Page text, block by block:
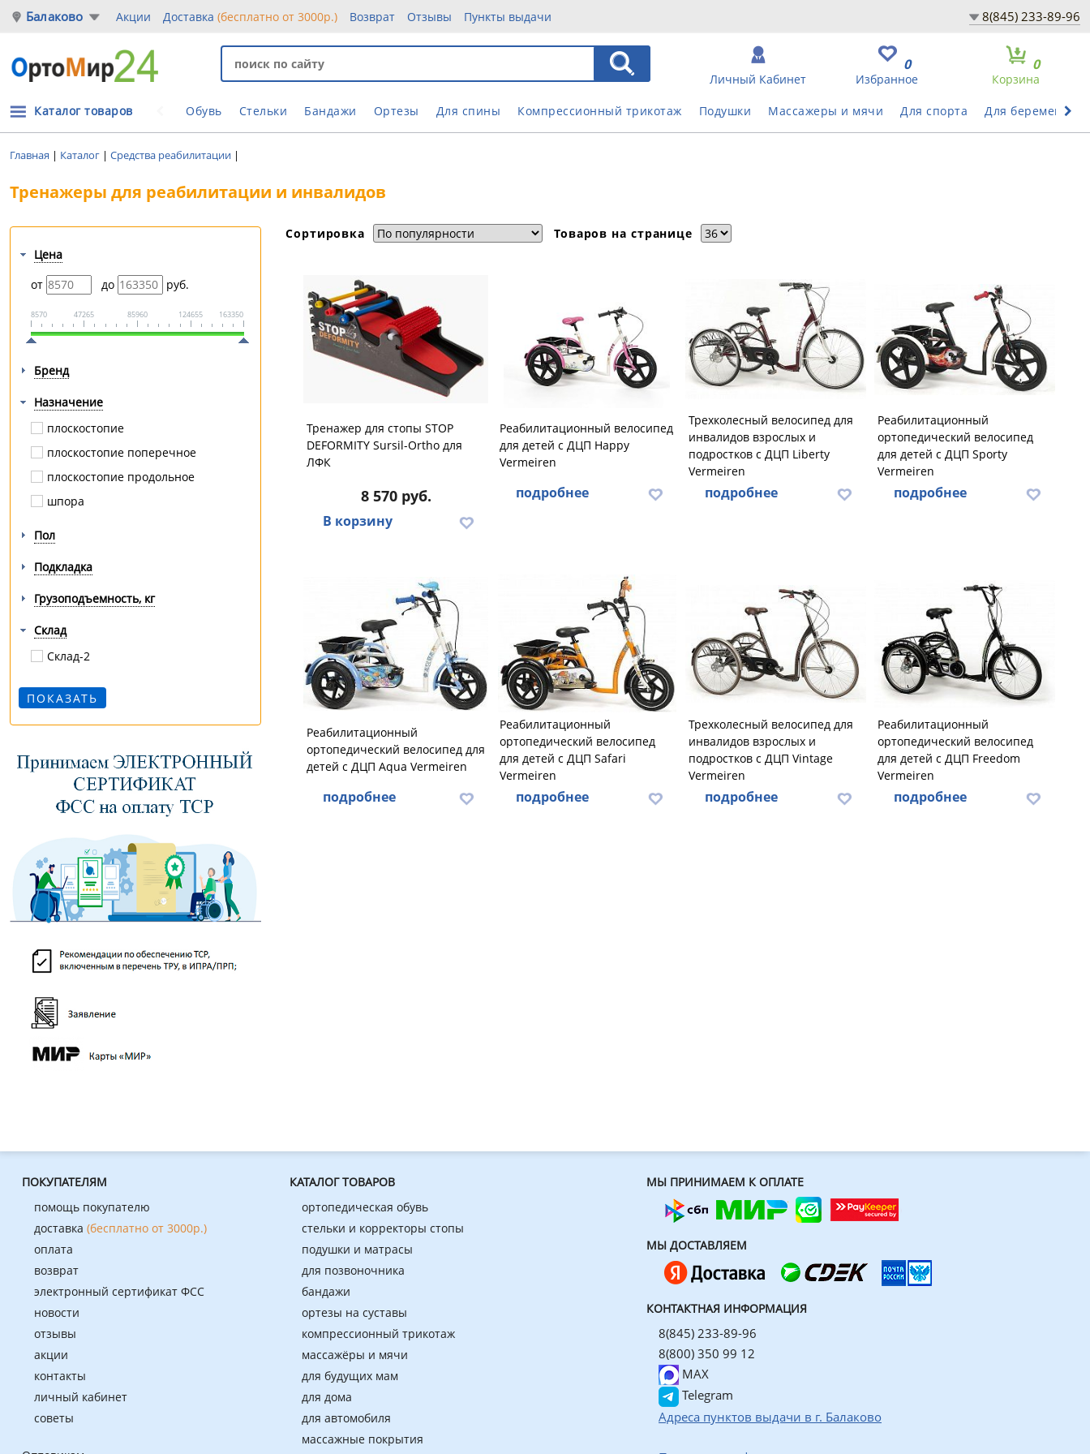
Балаково Акции Доставка (бесплатно от 3000р.) Возврат Отзывы Пункты выдачи 8(845) 233-89-96
Корзина
0
Избранное
0
Личный Кабинет
Обувь Стельки Бандажи Ортезы Для спины Компрессионный трикотаж Подушки Массажеры и мячи Для спорта Для беременных
Каталог товаров
Главная | Каталог | Средства реабилитации |
Тренажеры для реабилитации и инвалидов
Цена
от
до руб.
8570 47265 85960 124655 163350
Бренд
Назначение
плоскостопие
плоскостопие поперечное
плоскостопие продольное
шпора
Пол
Подкладка
Грузоподъемность, кг
Склад
Склад-2
Сортировка Товаров на странице
Тренажер для стопы STOP
DEFORMITY Sursil-Ortho для
ЛФК
8 570 руб.
В корзину
Реабилитационный велосипед
для детей с ДЦП Happy
Vermeiren
подробнее
Трехколесный велосипед для
инвалидов взрослых и
подростков с ДЦП Liberty
Vermeiren
подробнее
Реабилитационный
ортопедический велосипед
для детей с ДЦП Sporty
Vermeiren
подробнее
Реабилитационный
ортопедический велосипед для
детей с ДЦП Aqua Vermeiren
подробнее
Реабилитационный
ортопедический велосипед
для детей с ДЦП Safari
Vermeiren
подробнее
Трехколесный велосипед для
инвалидов взрослых и
подростков с ДЦП Vintage
Vermeiren
подробнее
Реабилитационный
ортопедический велосипед
для детей с ДЦП Freedom
Vermeiren
подробнее
ПОКУПАТЕЛЯМ
помощь покупателю
доставка (бесплатно от 3000р.)
оплата
возврат
электронный сертификат ФСС
новости
отзывы
акции
контакты
личный кабинет
советы
КАТАЛОГ ТОВАРОВ
ортопедическая обувь
стельки и корректоры стопы
подушки и матрасы
для позвоночника
бандажи
ортезы на суставы
компрессионный трикотаж
массажёры и мячи
для будущих мам
для дома
для автомобиля
массажные покрытия
МЫ ПРИНИМАЕМ К ОПЛАТЕ
МЫ ДОСТАВЛЯЕМ
КОНТАКТНАЯ ИНФОРМАЦИЯ
8(845) 233-89-96
8(800) 350 99 12
MAX
Telegram
Адреса пунктов выдачи в г. Балаково